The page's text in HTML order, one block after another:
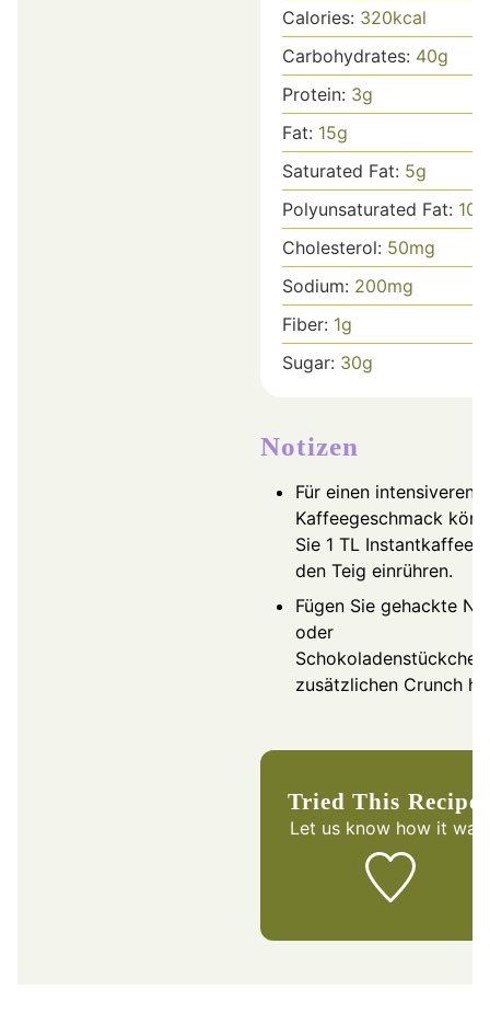
Calories: 320kcal
Carbohydrates: 40g
Protein: 3g
Fat: 15g
Saturated Fat: 5g
Polyunsaturated Fat: 10
Cholesterol: 50mg
Sodium: 200mg
Fiber: 1g
Sugar: 30g
Notizen
Für einen intensiveren
Kaffeegeschmack
Sie 1 TL Instantkaffee
den Teig einrühren.
Fügen Sie gehackte
oder
zusätzlichen Crunch
Tried This
Let us know how it was!